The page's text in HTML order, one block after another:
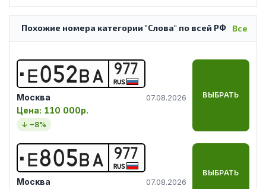
Все
Похожие номера категории "Слова" по всей РФ
Е052В А 977
RUS
Москва 07.08.2026
Цена: 110 000р.
↓ −8%
ВЫБРАТЬ
Е805В А 977
RUS
Москва 07.08.2026
ВЫБРАТЬ